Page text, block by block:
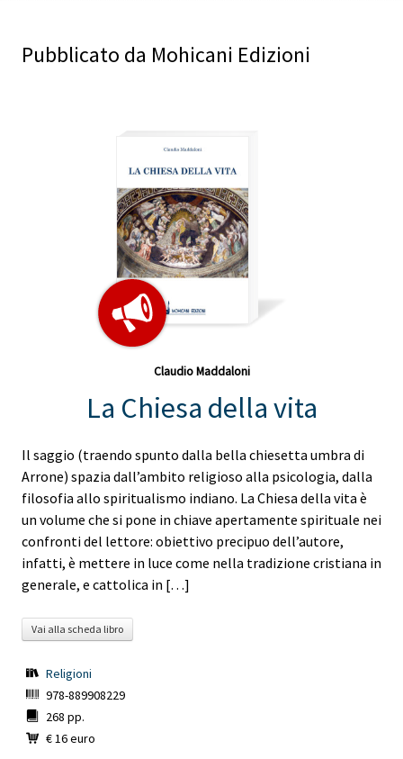
Pubblicato da Mohicani Edizioni
Claudio Maddaloni
La Chiesa della vita
Il saggio (traendo spunto dalla bella chiesetta umbra di
Arrone) spazia dall’ambito religioso alla psicologia, dalla
filosofia allo spiritualismo indiano. La Chiesa della vita è
un volume che si pone in chiave apertamente spirituale nei
confronti del lettore: obiettivo precipuo dell’autore,
infatti, è mettere in luce come nella tradizione cristiana in
generale, e cattolica in […]
Vai alla scheda libro
Religioni
978-889908229
268 pp.
€ 16 euro